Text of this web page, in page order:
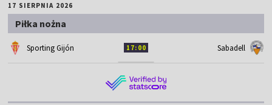
17 SIERPNIA 2026
Piłka nożna
Sporting Gijón 17:00 Sabadell